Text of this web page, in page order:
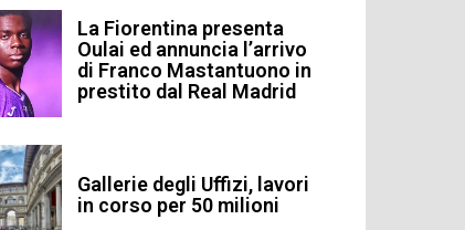
La Fiorentina presenta
Oulai ed annuncia l’arrivo
di Franco Mastantuono in
prestito dal Real Madrid
Gallerie degli Uffizi, lavori
in corso per 50 milioni